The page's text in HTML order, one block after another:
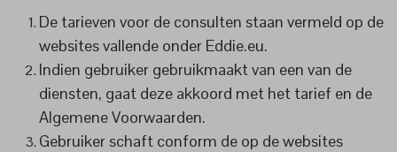
De tarieven voor de consulten staan vermeld op de
websites vallende onder Eddie.eu.
Indien gebruiker gebruikmaakt van een van de
diensten, gaat deze akkoord met het tarief en de
Algemene Voorwaarden.
Gebruiker schaft conform de op de websites